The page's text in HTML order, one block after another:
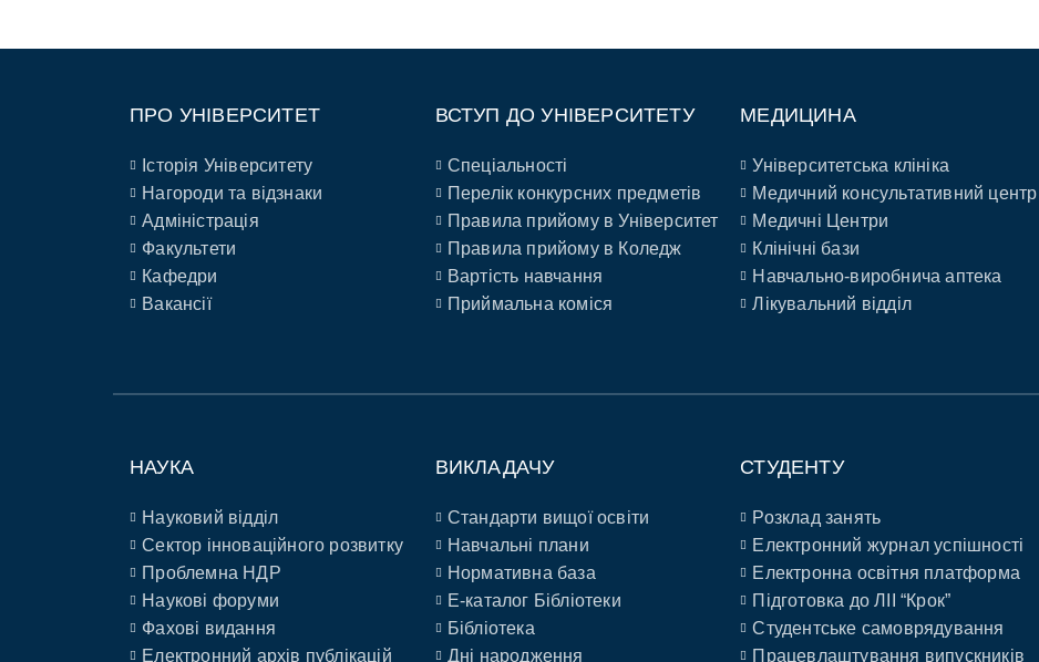
ПРО УНІВЕРСИТЕТ
Історія Університету
Нагороди та відзнаки
Адміністрація
Факультети
Кафедри
Вакансії
ВСТУП ДО УНІВЕРСИТЕТУ
Спеціальності
Перелік конкурсних предметів
Правила прийому в Університет
Правила прийому в Коледж
Вартість навчання
Приймальна коміся
МЕДИЦИНА
Університетська клініка
Медичний консультативний центр
Медичні Центри
Клінічні бази
Навчально-виробнича аптека
Лікувальний відділ
НАУКА
Науковий відділ
Сектор інноваційного розвитку
Проблемна НДР
Наукові форуми
Фахові видання
Електронний архів публікацій
ВИКЛАДАЧУ
Стандарти вищої освіти
Навчальні плани
Нормативна база
E-каталог Бібліотеки
Бібліотека
Дні народження
СТУДЕНТУ
Розклад занять
Електронний журнал успішності
Електронна освітня платформа
Підготовка до ЛІІ “Крок”
Студентське самоврядування
Працевлаштування випускників